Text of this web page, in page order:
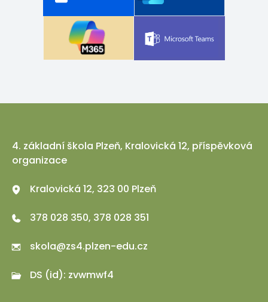
4. základní škola Plzeň, Kralovická 12, příspěvková
organizace
Kralovická 12, 323 00 Plzeň
378 028 350, 378 028 351
skola@zs4.plzen-edu.cz
DS (id): zvwmwf4